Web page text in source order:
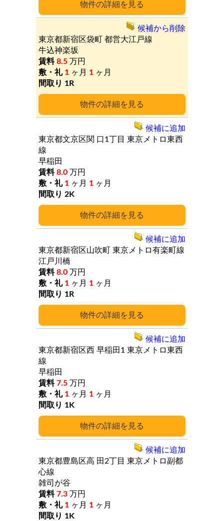
詳細
詳細
東京都新宿区袋町 都営大江戸線
牛込神楽坂
8.5 万円
1 ヶ月 1 ヶ月
1R
候補から削除
詳細
東京都文京区関 口1丁目 東京メトロ東西
線
早稲田
8.0 万円
1 ヶ月 1 ヶ月
2K
候補に追加
詳細
東京都新宿区山吹町 東京メトロ有楽町線
江戸川橋
8.0 万円
1 ヶ月 1 ヶ月
1R
候補に追加
詳細
東京都新宿区西 早稲田1 東京メトロ東西
線
早稲田
7.5 万円
1 ヶ月 1 ヶ月
1K
候補に追加
東京都豊島区高 田2丁目 東京メトロ副都
心線
雑司が谷
7.3 万円
1 ヶ月 1 ヶ月
1K
候補に追加